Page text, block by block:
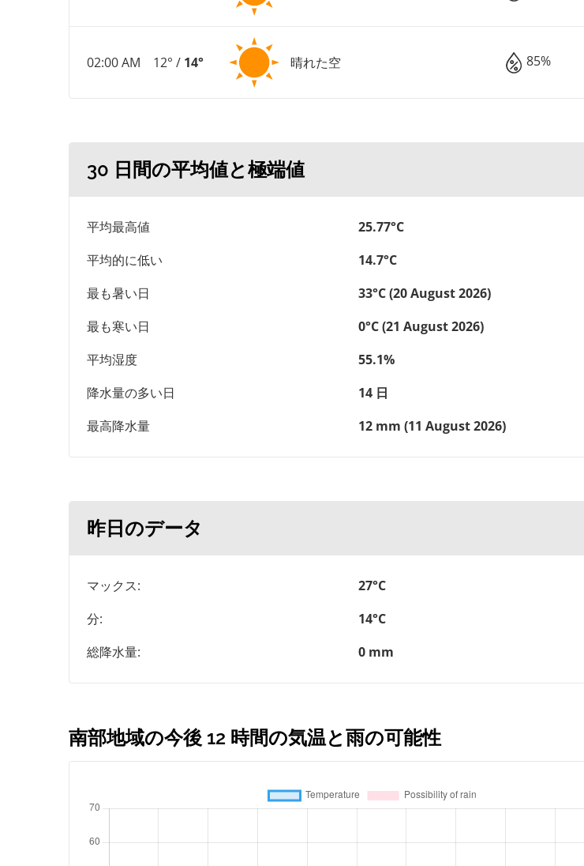
02:00 AM 12° / 14° 晴れた空 85%
30 日間の平均値と極端値
平均最高値
25.77°C
平均的に低い
14.7°C
最も暑い日
33°C (20 August 2026)
最も寒い日
0°C (21 August 2026)
平均湿度
55.1%
降水量の多い日
14 日
最高降水量
12 mm (11 August 2026)
昨日のデータ
マックス:
27°C
分:
14°C
総降水量:
0 mm
南部地域の今後 12 時間の気温と雨の可能性